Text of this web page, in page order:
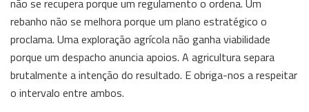
rebanho não se melhora porque um plano estratégico o
proclama. Uma exploração agrícola não ganha viabilidade
porque um despacho anuncia apoios. A agricultura separa
brutalmente a intenção do resultado. E obriga-nos a respeitar
o intervalo entre ambos.